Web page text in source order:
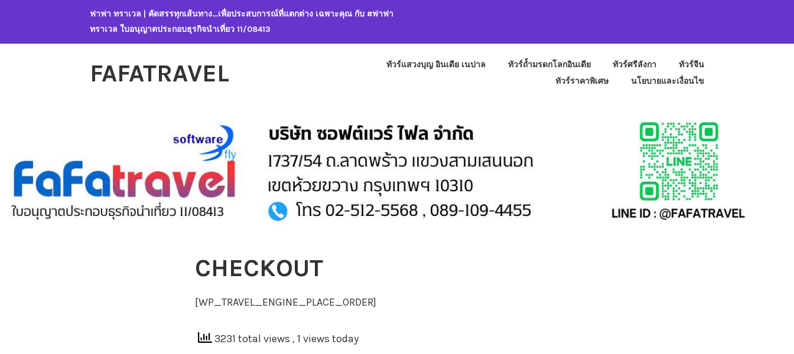
ฟาฟา ทราเวล | คัดสรรทุกเส้นทาง…เพื่อประสบการณ์ที่แตกต่าง เฉพาะคุณ กับ #ฟาฟา
ทราเวล ใบอนุญาตประกอบธุรกิจนำเที่ยว 11/08413
FAFATRAVEL ทัวร์แสวงบุญ อินเดีย เนปาล ทัวร์ถ้ำมรดกโลกอินเดีย ทัวร์ศรีลังกา
ทัวร์จีน
ทัวร์ราคาพิเศษ
นโยบายและเงื่อนไข
CHECKOUT
[WP_TRAVEL_ENGINE_PLACE_ORDER]
3231 total views , 1 views today